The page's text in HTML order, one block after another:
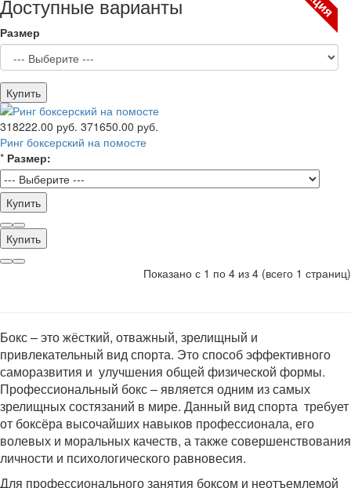
Доступные варианты
Размер
Купить
318222.00 руб. 371650.00 руб.
Ринг боксерский на помосте
* Размер:
Купить
Купить
Показано с 1 по 4 из 4 (всего 1 страниц)
Бокс – это жёсткий, отважный, зрелищный и
привлекательный вид спорта. Это способ эффективного
саморазвития и улучшения общей физической формы.
Профессиональный бокс – является одним из самых
зрелищных состязаний в мире. Данный вид спорта требует
от боксёра высочайших навыков профессионала, его
волевых и моральных качеств, а также совершенствования
личности и психологического равновесия.
Для профессионального занятия боксом и неотъемлемой